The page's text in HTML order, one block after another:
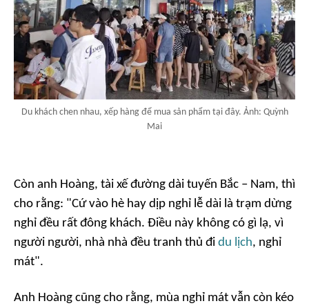
Du khách chen nhau, xếp hàng để mua sản phẩm tại đây. Ảnh: Quỳnh
Mai
Còn anh Hoàng, tài xế đường dài tuyến Bắc – Nam, thì
cho rằng: "Cứ vào hè hay dịp nghỉ lễ dài là trạm dừng
nghỉ đều rất đông khách. Điều này không có gì lạ, vì
người người, nhà nhà đều tranh thủ đi du lịch, nghỉ
mát".
Anh Hoàng cũng cho rằng, mùa nghỉ mát vẫn còn kéo